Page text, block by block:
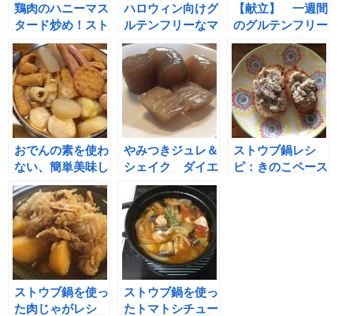
鶏肉のハニーマス
タード炒め！スト
ウブ鍋の威力でと
ってもジューシー
な仕上がりに♪
ハロウィン向けグ
ルテンフリーなマ
フィン＆お財布に
も体にもやさしい
ボルシー肉丼
【献立】 一週間
のグルテンフリー
献立を立てる。
おでんの素を使わ
ない、簡単美味し
くヘルシーなおで
んの作り方
やみつきジュレ＆
シェイク ダイエ
ット2週間
目 ”(-“”-)”
ストウブ鍋レシ
ピ：きのこペース
ストウブ鍋を使っ
た肉じゃがレシ
ストウブ鍋を使っ
たトマトシチュー